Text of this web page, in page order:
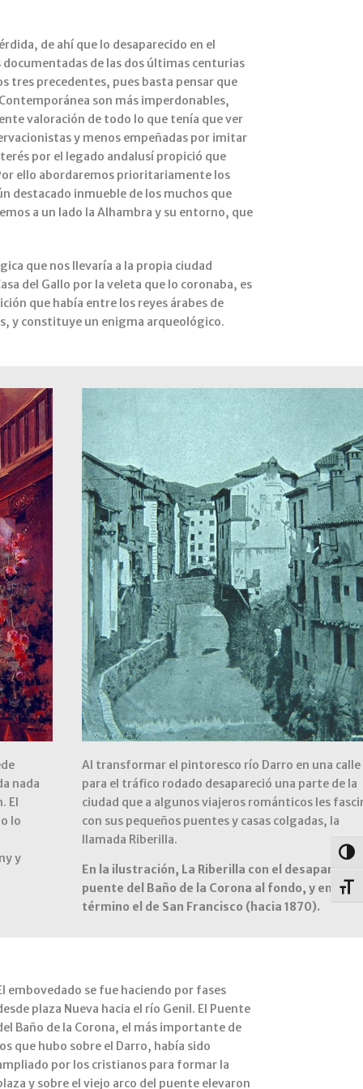
de ahí que lo desaparecido en el
de las dos últimas centurias
tres precedentes, pues basta pensar que
son más imperdonables,
valoración de todo lo que tenía que ver
y menos empeñadas por imitar
por el legado andalusí propició que
ello abordaremos prioritariamente los
destacado inmueble de los muchos que
a un lado la Alhambra y su entorno, que
que nos llevaría a la propia ciudad
del Gallo por la veleta que lo coronaba, es
que había entre los reyes árabes de
y constituye un enigma arqueológico.
nada
El
lo
y
Al transformar el pintoresco río Darro en una calle
para el tráfico rodado desapareció una parte de la
ciudad que a algunos viajeros románticos les
con sus pequeños puentes y casas colgadas, la
llamada Riberilla.
En la ilustración, La Riberilla con el
puente del Baño de la Corona al fondo, y en
término el de San Francisco (hacia 1870).
embovedado se fue haciendo por fases
plaza Nueva hacia el río Genil. El Puente
Baño de la Corona, el más importante de
que hubo sobre el Darro, había sido
por los cristianos para formar la
y sobre el viejo arco del puente elevaron